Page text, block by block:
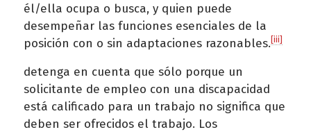
él/ella ocupa o busca, y quien puede
desempeñar las funciones esenciales de la
posición con o sin adaptaciones razonables. [iii]
detenga en cuenta que sólo porque un
solicitante de empleo con una discapacidad
está calificado para un trabajo no significa que
deben ser ofrecidos el trabajo. Los